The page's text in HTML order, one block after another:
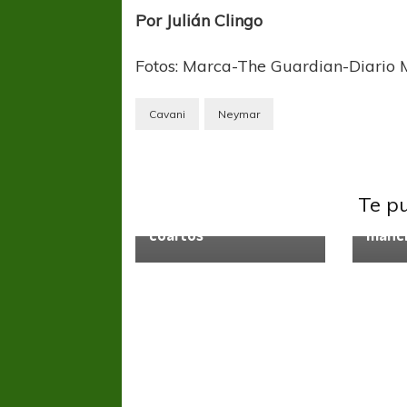
Por Julián Clingo
Fotos: Marca-The Guardian-Diario
Cavani Neymar
Te
cuartos